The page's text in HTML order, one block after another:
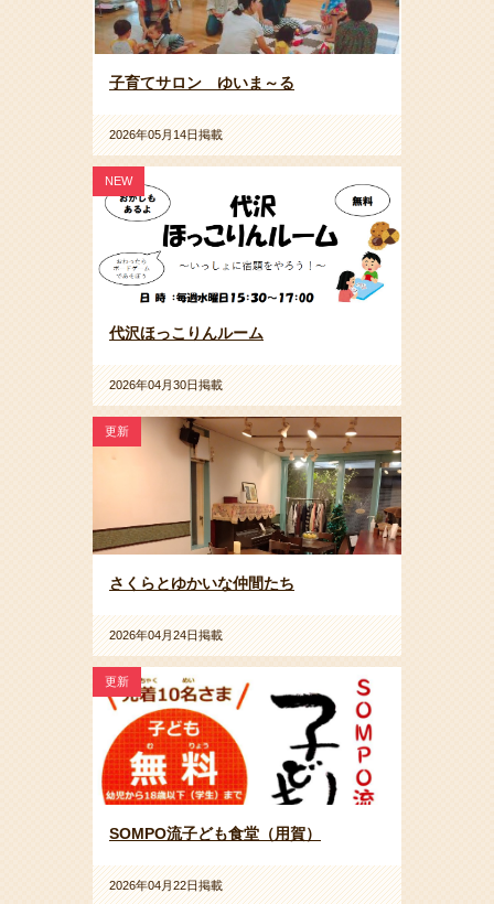
子育てサロン ゆいま～る
2026年05月14日掲載
NEW
代沢ほっこりんルーム
2026年04月30日掲載
更新
さくらとゆかいな仲間たち
2026年04月24日掲載
更新
SOMPO流子ども食堂（用賀）
2026年04月22日掲載